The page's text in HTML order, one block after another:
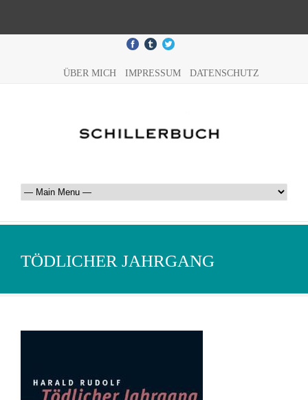
ÜBER MICH IMPRESSUM DATENSCHUTZ
TÖDLICHER JAHRGANG